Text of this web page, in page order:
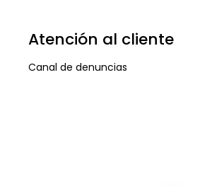
Atención al cliente
Canal de denuncias